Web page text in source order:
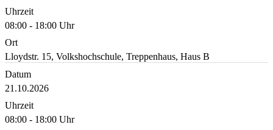
Uhrzeit
08:00 - 18:00 Uhr
Ort
Lloydstr. 15, Volkshochschule, Treppenhaus, Haus B
Datum
21.10.2026
Uhrzeit
08:00 - 18:00 Uhr